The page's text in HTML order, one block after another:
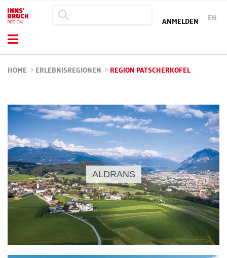
ANMELDEN EN
HOME > ERLEBNISREGIONEN > REGION PATSCHERKOFEL
ALDRANS